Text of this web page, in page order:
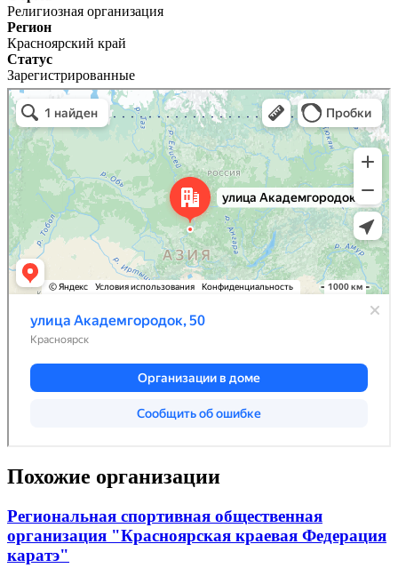
Религиозная организация
Регион
Красноярский край
Статус
Зарегистрированные
Похожие организации
Региональная спортивная общественная
организация "Красноярская краевая Федерация
каратэ"